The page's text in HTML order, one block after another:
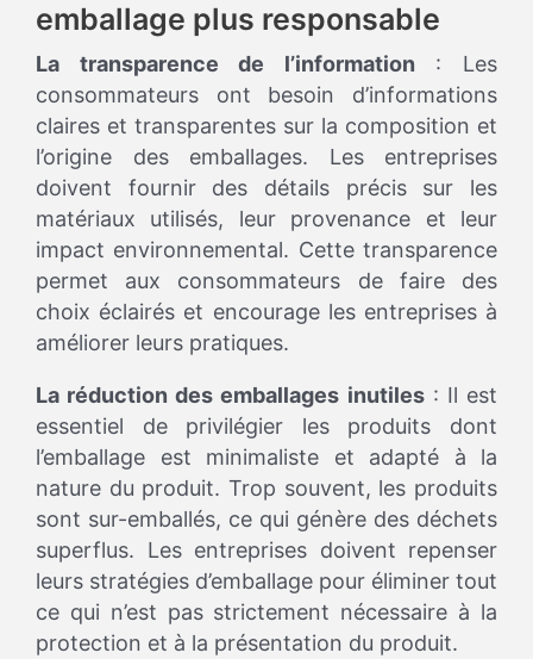
emballage plus responsable
La transparence de l’information : Les
consommateurs ont besoin d’informations
claires et transparentes sur la composition et
l’origine des emballages. Les entreprises
doivent fournir des détails précis sur les
matériaux utilisés, leur provenance et leur
impact environnemental. Cette transparence
permet aux consommateurs de faire des
choix éclairés et encourage les entreprises à
améliorer leurs pratiques.
La réduction des emballages inutiles: Il est
essentiel de privilégier les produits dont
l’emballage est minimaliste et adapté à la
nature du produit. Trop souvent, les produits
sont sur-emballés, ce qui génère des déchets
superflus. Les entreprises doivent repenser
leurs stratégies d’emballage pour éliminer tout
ce qui n’est pas strictement nécessaire à la
protection et à la présentation du produit.